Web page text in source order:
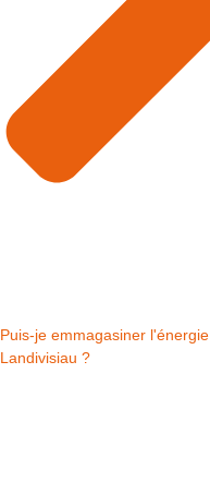
Puis-je emmagasiner
Landivisiau ?